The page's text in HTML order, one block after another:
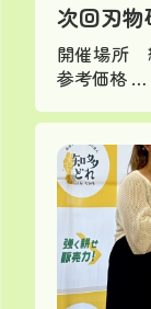
次回刃
開催場所
参考価格 …